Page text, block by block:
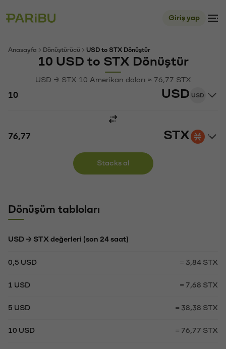
Giriş yap
Anasayfa Dönüştürücü USD to STX Dönüştür
10 USD to STX Dönüştür
USD → STX 10 Amerikan doları ≈ 76,77 STX
USD USD
STX
Stacks al
Dönüşüm tabloları
USD → STX değerleri (son 24 saat)
0,5 USD = 3,84 STX
1 USD = 7,68 STX
5 USD = 38,38 STX
10 USD = 76,77 STX